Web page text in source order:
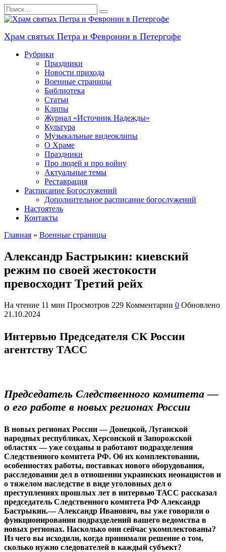
Перейти
к
содержанию
Search
for:
Храм святых Петра и Февронии в Петергофе
Рубрики
Праздники
Новости прихода
Военные страницы
Библиотека
Статьи
Клипы
Журнал «Источник Надежды»
Культура
Музыкальные видеоклипы
О Храме
Праздники
Про людей и про войну
Актуальные темы
Реставрация
Расписание Богослужений
Дополнительное расписание богослужений
Настоятель
Контакты
Главная » Военные страницы
Александр Бастрыкин: киевский
режим по своей жестокости
превосходит Третий рейх
На чтение 11 мин Просмотров 229 Комментарии 0 Обновлено
21.10.2024
Интервью Председателя СК России
агентству ТАСС
Председатель Следственного комитета —
о его работе в новых регионах России
В новых регионах России — Донецкой, Луганской
народных республиках, Херсонской и Запорожской
областях — уже созданы и работают подразделения
Следственного комитета РФ. Об их комплектовании,
особенностях работы, поставках нового оборудования,
расследовании дел в отношении украинских неонацистов и
о тяжелом наследстве в виде уголовных дел о
преступлениях прошлых лет в интервью ТАСС рассказал
председатель Следственного комитета РФ Александр
Бастрыкин.— Александр Иванович, вы уже говорили о
функционировании подразделений вашего ведомства в
новых регионах. Насколько они сейчас укомплектованы?
Из чего вы исходили, когда принимали решение о том,
сколько нужно следователей в каждый субъект?